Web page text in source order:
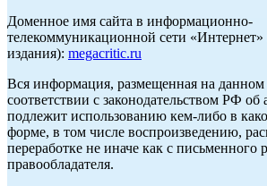
Доменное имя сайта в информационно-
телекоммуникационной сети «Интернет»
издания): megacritic.ru
Вся информация, размещенная на данном
соответствии с законодательством РФ об
подлежит использованию кем-либо в
форме, в том числе воспроизведению,
переработке не иначе как с письменного
правообладателя.